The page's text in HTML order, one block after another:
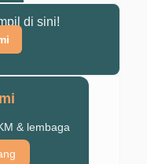
di sini!
& lembaga